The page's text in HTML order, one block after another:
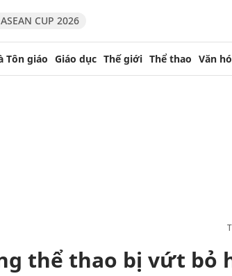
CUP 2026
Tôn giáo Giáo dục Thế giới Thể thao Văn
thể thao bị vứt bỏ